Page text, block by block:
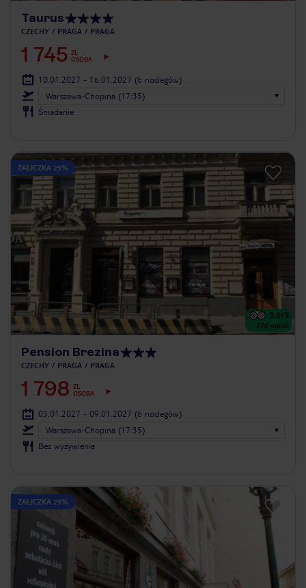
Taurus
CZECHY PRAGA PRAGA
1 745 ZŁ
OSOBA
10.01.2027 - 16.01.2027 (6 noclegów)
Warszawa-Chopina (17:35)
Śniadanie
ZALICZKA 25%
3.6/5
376 opinii
Pension Brezina
CZECHY PRAGA PRAGA
1 798 ZŁ
OSOBA
03.01.2027 - 09.01.2027 (6 noclegów)
Warszawa-Chopina (17:35)
Bez wyżywienia
ZALICZKA 25%